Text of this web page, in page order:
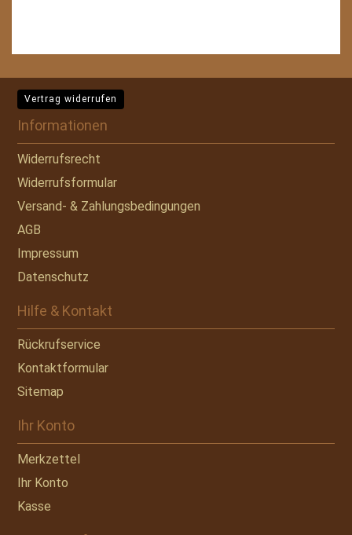
Vertrag widerrufen
Informationen
Widerrufsrecht
Widerrufsformular
Versand- & Zahlungsbedingungen
AGB
Impressum
Datenschutz
Hilfe & Kontakt
Rückrufservice
Kontaktformular
Sitemap
Ihr Konto
Merkzettel
Ihr Konto
Kasse